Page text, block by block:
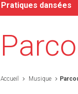
Pratiques dansées
Accueil Musique